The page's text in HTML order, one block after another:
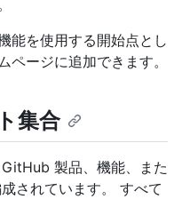
能を使用する開始点とし
ページに追加できます。
集合
製品、機能、また
されています。 すべて